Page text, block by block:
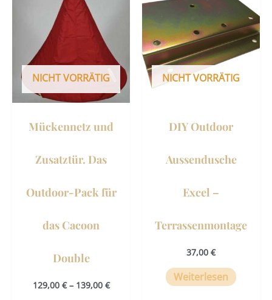
NICHT VORRÄTIG
Mückennetz und
Zusatztür. Das
Outdoor-Pack für
das Cacoon
Double
129,00 €– 139,00 €
Produkt
mehrere
Varianten
auf.
Die
Optionen
Produktseite
NICHT VORRÄTIG
DIY Outdoor
Aussendusche
Excel –
Terrassenmontage
37,00 €
Weiterlesen